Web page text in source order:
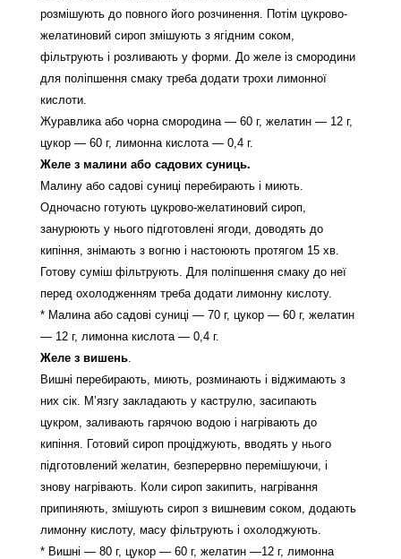
розмішують до повного його розчинення. Потім цукрово-
желатиновий сироп змішують з ягідним соком,
фільтрують і розливають у форми. До желе із смородини
для поліпшення смаку треба додати трохи лимонної
кислоти.
Журавлика або чорна смородина — 60 г, желатин — 12 г,
цукор — 60 г, лимонна кислота — 0,4 г.
Желе з малини або садових суниць.
Малину або садові суниці перебирають і миють.
Одночасно готують цукрово-желатиновий сироп,
занурюють у нього підготовлені ягоди, доводять до
кипіння, знімають з вогню і настоюють протягом 15 хв.
Готову суміш фільтрують. Для поліпшення смаку до неї
перед охолодженням треба додати лимонну кислоту.
* Малина або садові суниці — 70 г, цукор — 60 г, желатин
— 12 г, лимонна кислота — 0,4 г.
Желе з вишень.
Вишні перебирають, миють, розминають і віджимають з
них сік. М’язгу закладають у каструлю, засипають
цукром, заливають гарячою водою і нагрівають до
кипіння. Готовий сироп проціджують, вводять у нього
підготовлений желатин, безперервно перемішуючи, і
знову нагрівають. Коли сироп закипить, нагрівання
припиняють, змішують сироп з вишневим соком, додають
лимонну кислоту, масу фільтрують і охолоджують.
* Вишні — 80 г, цукор — 60 г, желатин —12 г, лимонна